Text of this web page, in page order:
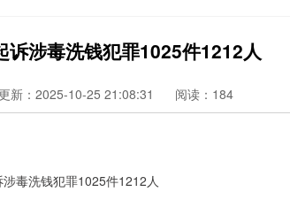
涉毒洗钱犯罪1025件1212人
新：2025-10-25 21:08:31 阅读：184